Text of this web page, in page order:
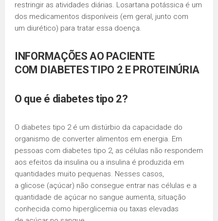
restringir as atividades diárias. Losartana potássica é um
dos medicamentos disponíveis (em geral, junto com
um diurético) para tratar essa doença.
INFORMAÇÕES AO PACIENTE
COM DIABETES TIPO 2 E PROTEINÚRIA
O que é diabetes tipo 2?
O diabetes tipo 2 é um distúrbio da capacidade do
organismo de converter alimentos em energia. Em
pessoas com diabetes tipo 2, as células não respondem
aos efeitos da insulina ou a insulina é produzida em
quantidades muito pequenas. Nesses casos,
a glicose (açúcar) não consegue entrar nas células e a
quantidade de açúcar no sangue aumenta, situação
conhecida como hiperglicemia ou taxas elevadas